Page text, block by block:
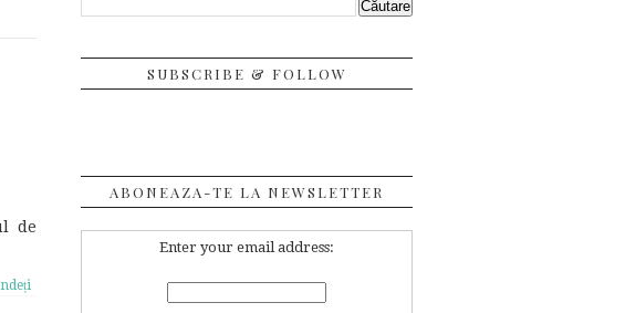
de
SUBSCRIBE & FOLLOW
ABONEAZA-TE LA NEWSLETTER
Enter your email address: